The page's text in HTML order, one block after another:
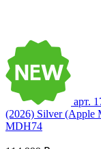
арт.
(2026) Silver (Apple
MDH74